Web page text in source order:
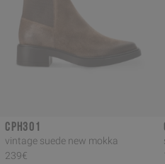
CPH301
vintage suede new mokka
239€